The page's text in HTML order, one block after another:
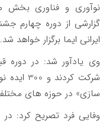
نوآوری و فناوری بخش
گزارشی از دوره چهارم
ایرانی ایما برگزار خواهد شد.
سازی» در حوزه های
وفایی فرد تصریح کرد: در